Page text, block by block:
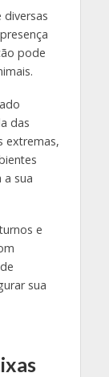
diversas
pode
das
extremas,
a sua
e
sua